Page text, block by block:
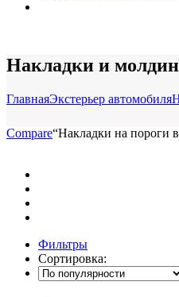
Накладки и
ГлавнаяЭкстерьер автомобиля
Compare“Накладки на пороги
Фильтры
Сортировка: